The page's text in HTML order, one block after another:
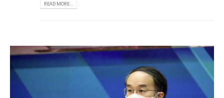
READ MORE...